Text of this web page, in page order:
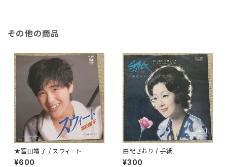
その他の商品
★冨田靖子 / スウィート
¥600
由紀さおり / 手紙
¥300